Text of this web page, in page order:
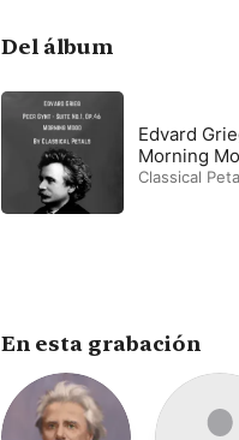
Del álbum
Edvard
Morning
Classical
En esta grabación